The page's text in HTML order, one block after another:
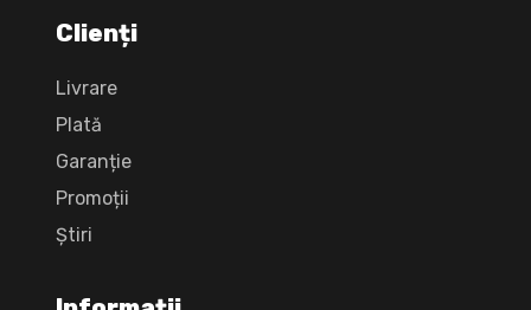
Clienți
Livrare
Plată
Garanție
Promoții
Știri